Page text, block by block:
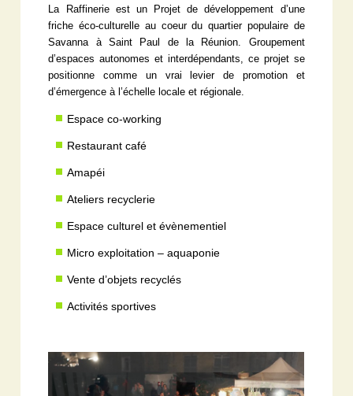
La Raffinerie est un Projet de développement d’une
friche éco-culturelle au coeur du quartier populaire de
Savanna à Saint Paul de la Réunion. Groupement
d’espaces autonomes et interdépendants, ce projet se
positionne comme un vrai levier de promotion et
d’émergence à l’échelle locale et régionale.
Espace co-working
Restaurant café
Amapéi
Ateliers recyclerie
Espace culturel et évènementiel
Micro exploitation – aquaponie
Vente d’objets recyclés
Activités sportives